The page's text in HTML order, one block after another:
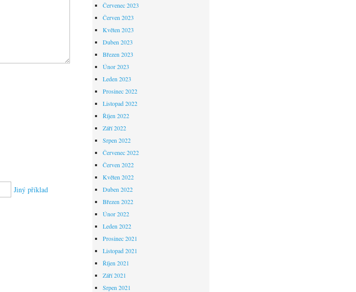
Jiný příklad
Červenec 2023
Červen 2023
Květen 2023
Duben 2023
Březen 2023
Únor 2023
Leden 2023
Prosinec 2022
Listopad 2022
Říjen 2022
Září 2022
Srpen 2022
Červenec 2022
Červen 2022
Květen 2022
Duben 2022
Březen 2022
Únor 2022
Leden 2022
Prosinec 2021
Listopad 2021
Říjen 2021
Září 2021
Srpen 2021